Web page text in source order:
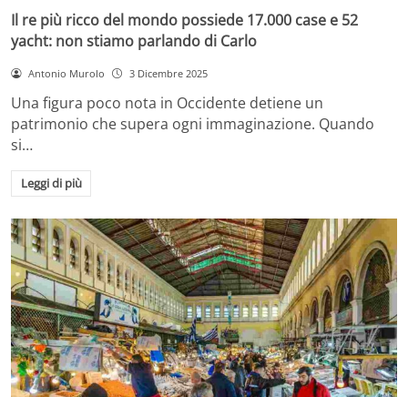
Il re più ricco del mondo possiede 17.000 case e 52
yacht: non stiamo parlando di Carlo
Antonio Murolo 3 Dicembre 2025
Una figura poco nota in Occidente detiene un
patrimonio che supera ogni immaginazione. Quando
si…
Leggi di più